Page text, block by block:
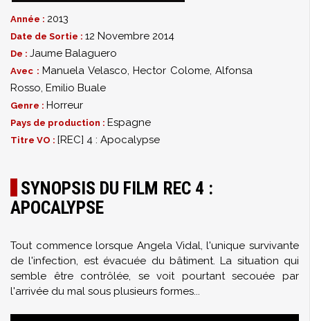
Année : 2013
Date de Sortie : 12 Novembre 2014
De : Jaume Balaguero
Avec : Manuela Velasco, Hector Colome, Alfonsa
Rosso, Emilio Buale
Genre : Horreur
Pays de production : Espagne
Titre VO : [REC] 4 : Apocalypse
SYNOPSIS DU FILM REC 4 :
APOCALYPSE
Tout commence lorsque Angela Vidal, l'unique survivante
de l'infection, est évacuée du bâtiment. La situation qui
semble être contrôlée, se voit pourtant secouée par
l'arrivée du mal sous plusieurs formes...